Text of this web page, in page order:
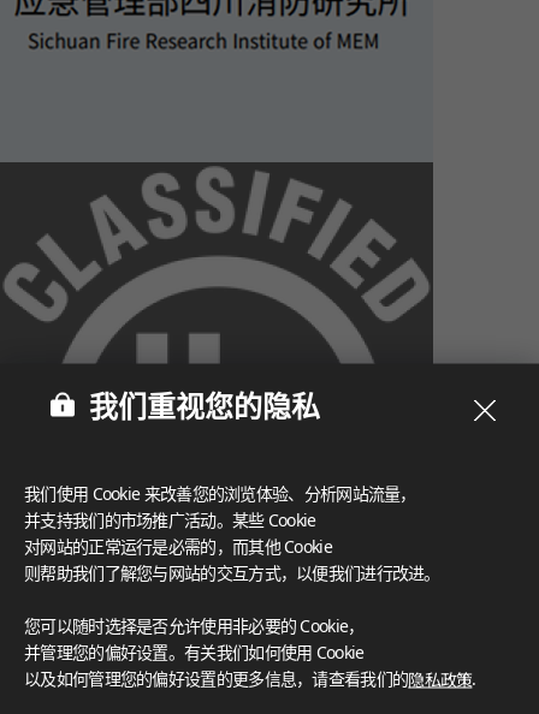
灵感画廊
探索空间灵感‌ LX Hausys BENIF通过多功能应用方案，为您呈
我们重视您的隐私
我们使用 Cookie 来改善您的浏览体验、分析网站流量，
并支持我们的市场推广活动。某些 Cookie
对网站的正常运行是必需的，而其他 Cookie
则帮助我们了解您与网站的交互方式，以便我们进行改进。
您可以随时选择是否允许使用非必要的 Cookie，
并管理您的偏好设置。有关我们如何使用 Cookie
以及如何管理您的偏好设置的更多信息，请查看我们的隐私政策.